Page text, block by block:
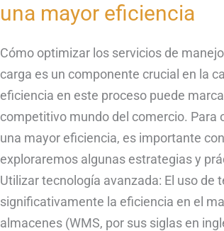
una mayor eficiencia
Cómo optimizar los servicios de
carga es un componente crucial en la
eficiencia en este proceso puede
competitivo mundo del comercio. Para
una mayor eficiencia, es importante
exploraremos algunas estrategias y
Utilizar tecnología avanzada: El uso
significativamente la eficiencia en el
almacenes (WMS, por sus siglas en
los
servicios
manejo
para
una
mayor
eficiencia